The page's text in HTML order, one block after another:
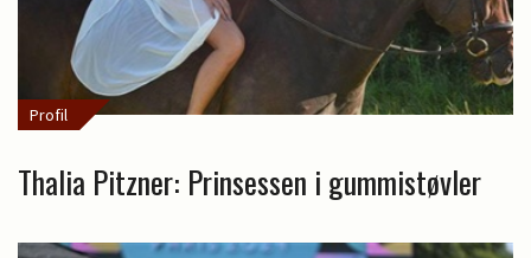
Profil
Thalia Pitzner: Prinsessen i gummistøvler